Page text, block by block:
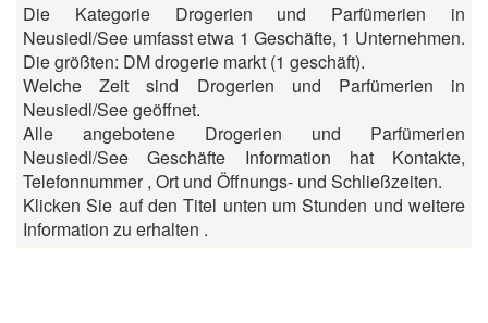
Die Kategorie Drogerien und Parfümerien in
Neusiedl/See umfasst etwa 1 Geschäfte, 1 Unternehmen.
Die größten: DM drogerie markt (1 geschäft).
Welche Zeit sind Drogerien und Parfümerien in
Neusiedl/See geöffnet.
Alle angebotene Drogerien und Parfümerien
Neusiedl/See Geschäfte Information hat Kontakte,
Telefonnummer , Ort und Öffnungs- und Schließzeiten.
Klicken Sie auf den Titel unten um Stunden und weitere
Information zu erhalten .